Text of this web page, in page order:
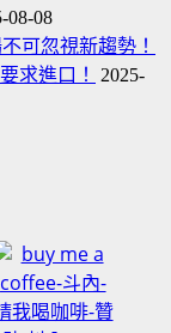
08-08
可忽視新趨勢！
求進口！
2025-